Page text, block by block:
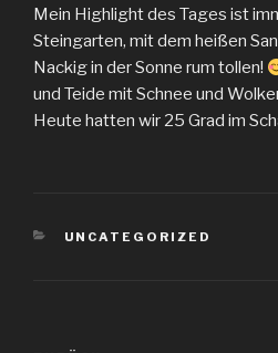
Mein Highlight des Tages ist
Steingarten, mit dem heißen
Nackig in der Sonne rum tollen!
und Teide mit Schnee und
Heute hatten wir 25 Grad im
KATEGORIEN
UNCATEGORIZED
Beitragsnavigation